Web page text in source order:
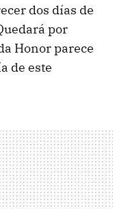
dos días de
por
Honor parece
de este